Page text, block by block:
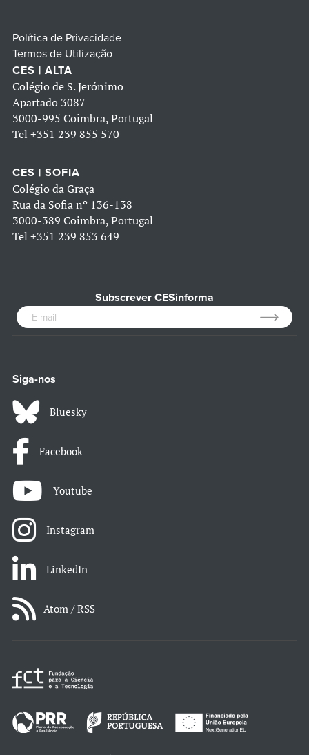
Política de Privacidade
Termos de Utilização
CES | ALTA
Colégio de S. Jerónimo
Apartado 3087
3000-995 Coimbra, Portugal
Tel +351 239 855 570
CES | SOFIA
Colégio da Graça
Rua da Sofia nº 136-138
3000-389 Coimbra, Portugal
Tel +351 239 853 649
Subscrever CESinforma
Siga-nos
Bluesky
Facebook
Youtube
Instagram
LinkedIn
Atom / RSS